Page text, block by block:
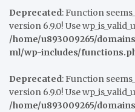
Deprecated: Function
version 6.9.0! Use
/home/u893009265/
ml/wp-includes/
Deprecated: Function
version 6.9.0! Use
/home/u893009265/